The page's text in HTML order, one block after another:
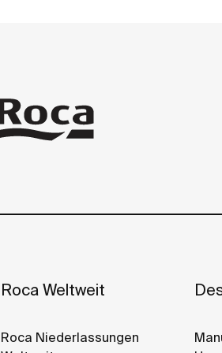
Roca Weltweit
Roca Niederlassungen